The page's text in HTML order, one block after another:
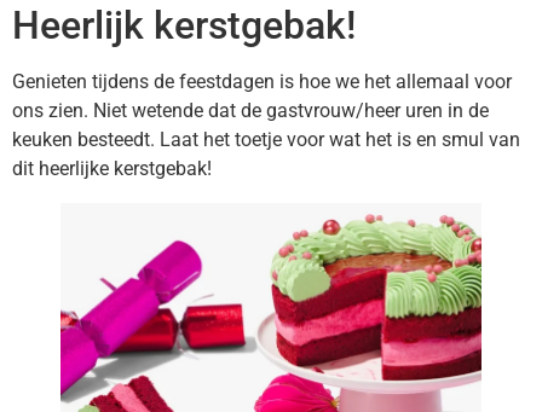
Heerlijk kerstgebak!
Genieten tijdens de feestdagen is hoe we het allemaal voor
ons zien. Niet wetende dat de gastvrouw/heer uren in de
keuken besteedt. Laat het toetje voor wat het is en smul van
dit heerlijke kerstgebak!